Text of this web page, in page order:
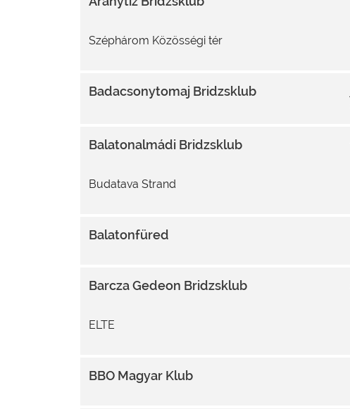
Széphárom Közösségi tér
Badacsonytomaj Bridzsklub
Balatonalmádi Bridzsklub
Budatava Strand
Balatonfüred
Barcza Gedeon Bridzsklub
ELTE
BBO Magyar Klub